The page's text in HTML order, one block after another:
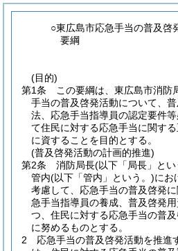
○東広島市応急手当の普及啓
要綱
(目的)
第1条
この要綱は、東広島市消防
手当の普及啓発活動について、
法、応急手当指導員の認定要件
て住民に対する応急手当に関す
に資することを目的とする。
(普及啓発活動の計画的推進)
第2条
消防局長(以下「局長」とい
管内(以下「管内」という。)にお
考慮して、応急手当の普及啓発
急手当指導員の養成、普及啓発
つ、住民に対する応急手当の普
に努めるものとする。
2
応急手当の普及啓発活動を推進